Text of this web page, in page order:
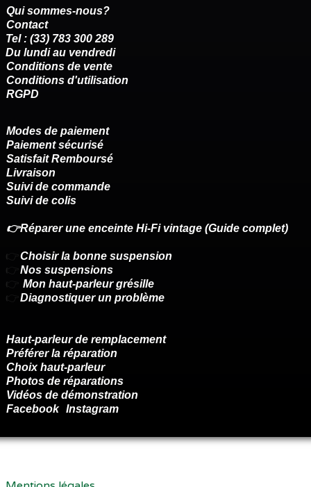
Qui sommes-nous?
Contact
Tel : (33) 783 300 289
Du lundi au vendredi
Conditions de vente
Conditions d'utilisation
RGPD
Modes de paiement
Paiement sécurisé
Satisfait Remboursé
Livraison
Suivi de commande
Suivi de colis
👉Réparer une enceinte Hi-Fi vintage (Guide complet)
👉 Choisir la bonne suspension
👉 Nos suspensions
👉 Mon haut-parleur grésille
👉 Diagnostiquer un problème
Haut-parleur de remplacement
Préférer la réparation
Choix haut-parleur
Photos de réparations
Vidéos de démonstration
Facebook Instagram